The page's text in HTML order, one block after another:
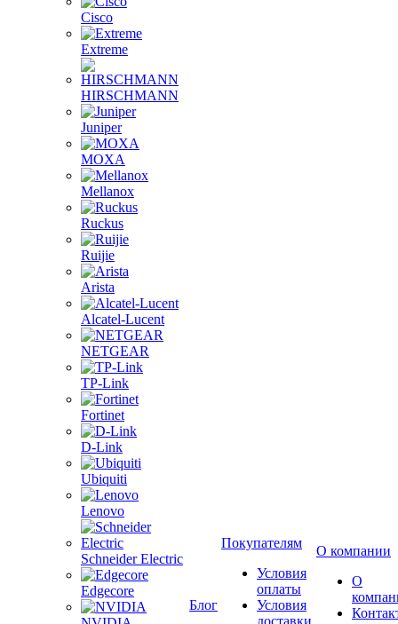
Cisco
Extreme
HIRSCHMANN
Juniper
MOXA
Mellanox
Ruckus
Ruijie
Arista
Alcatel-Lucent
NETGEAR
TP-Link
Fortinet
D-Link
Ubiquiti
Lenovo
Schneider Electric
Edgecore
Блог
Покупателям
Условия
оплаты
Условия
доставки
О компании
О